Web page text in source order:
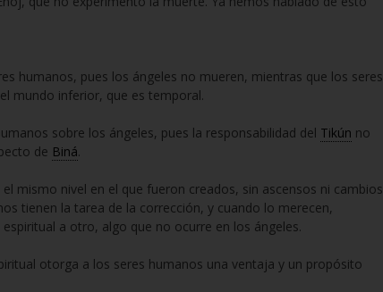
humanos, pues los ángeles no mueren, mientras que los seres
mundo inferior, que es temporal.
sobre los ángeles, pues la responsabilidad del Tikún no
de Biná.
mismo nivel en el que fueron creados, sin ascensos ni cambios
tienen la tarea de la corrección, y cuando lo merecen,
a otro, algo que no ocurre en los ángeles.
otorga a los seres humanos una ventaja y un propósito